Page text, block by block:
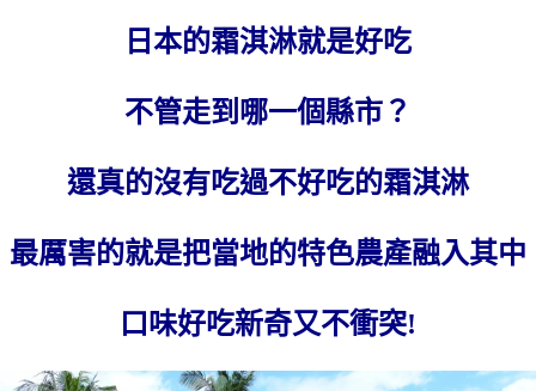
日本的霜淇淋就是好吃
不管走到哪一個縣市？
還真的沒有吃過不好吃的霜淇淋
最厲害的就是把當地的特色農產融入其中
口味好吃新奇又不衝突!